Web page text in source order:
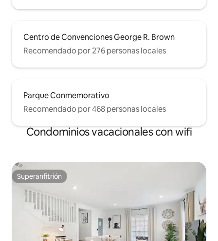
Centro de Convenciones George R. Brown
Recomendado por 276 personas locales
Parque Conmemorativo
Recomendado por 468 personas locales
Condominios vacacionales con wifi
Superanfitrión
Superanfitrión